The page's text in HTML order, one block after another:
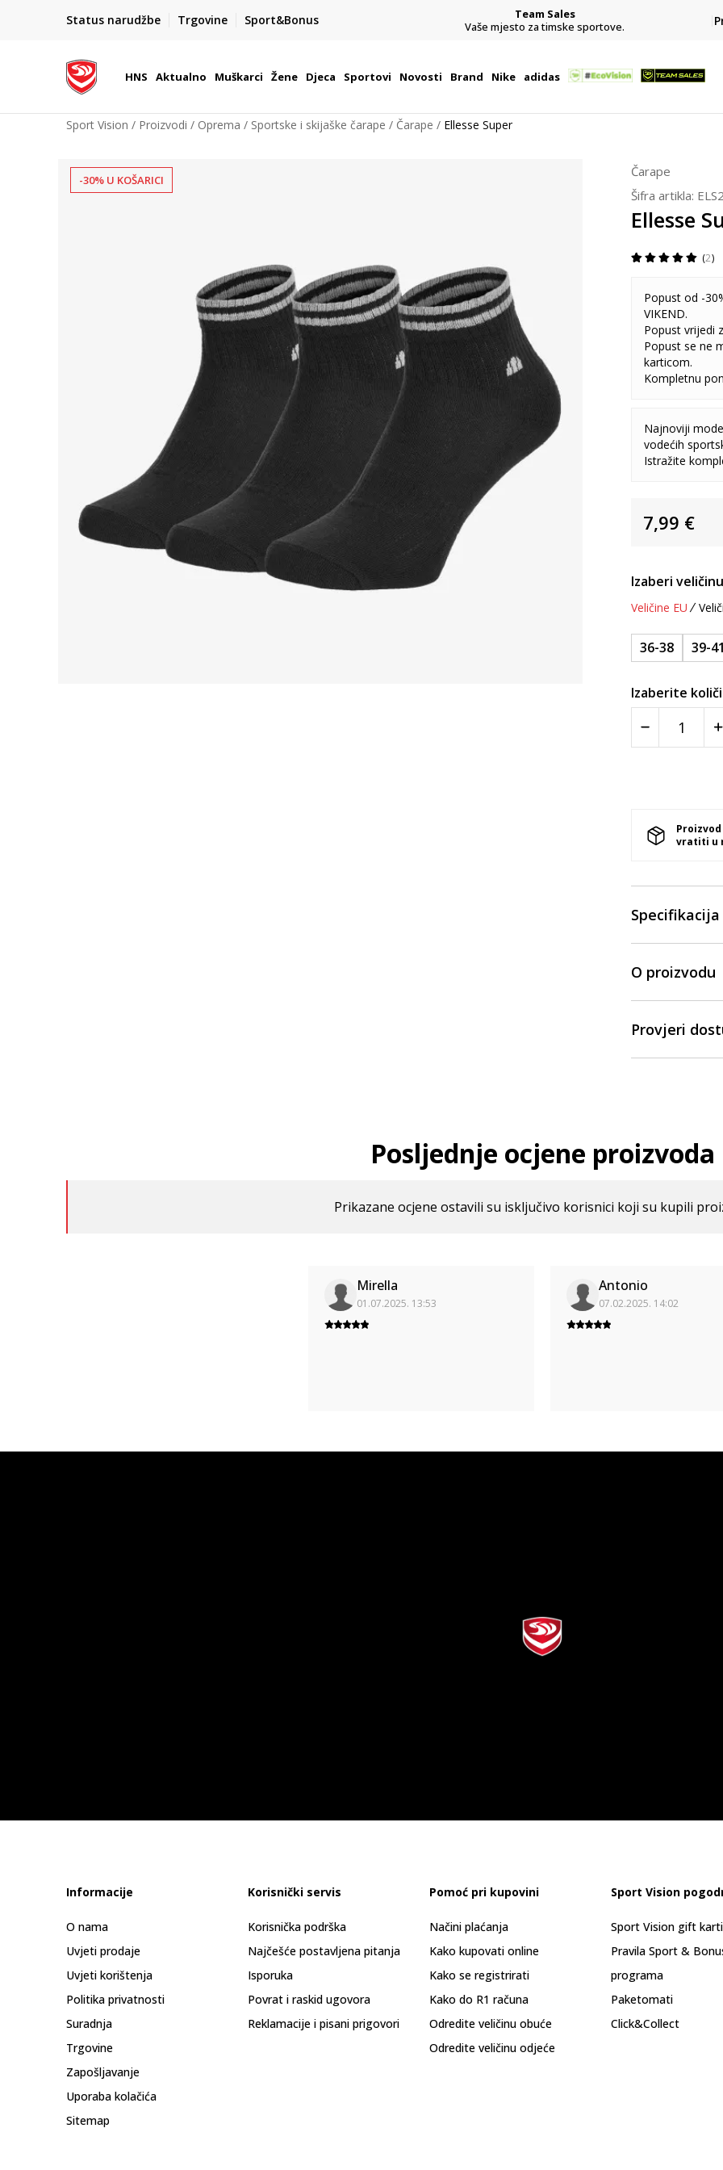
Status narudžbe Trgovine Sport&Bonus
BOX NOW
Dostava 1,50 €
| Više od 800 paketomata u Hrvatskoj
Team Sales
Vaše mjesto za timske sportove.
HNS Aktualno Muškarci Žene Djeca Sportovi Novosti Brand Nike adidas
Sport Vision Proizvodi Oprema Sportske i skijaške čarape Čarape Ellesse Super
-30% U KOŠARICI
Čarape
Šifra artikla:
Ellesse
2
Popust od -
VIKEND.
Popust vrijedi
Popust se ne
karticom.
Kompletnu
Najnoviji
vodećih
Istražite
7,99 €
Izaberi
Veličine EU
36-38 39-41
Izaberite
vratiti u
Specifikacija
O proizvodu
Provjeri
Posljednje ocjene proizvoda
Prikazane ocjene ostavili su isključivo korisnici koji su kupili
Mirella
01.07.2025. 13:53
Antonio
07.02.2025. 14:02
Informacije
O nama
Uvjeti prodaje
Uvjeti korištenja
Politika privatnosti
Suradnja
Trgovine
Zapošljavanje
Uporaba kolačića
Sitemap
Korisnički servis
Korisnička podrška
Najčešće postavljena pitanja
Isporuka
Povrat i raskid ugovora
Reklamacije i pisani prigovori
Pomoć pri kupovini
Načini plaćanja
Kako kupovati online
Kako se registrirati
Kako do R1 računa
Odredite veličinu obuće
Odredite veličinu odjeće
Sport Vision
Sport Vision gift
Pravila Sport &
programa
Paketomati
Click&Collect